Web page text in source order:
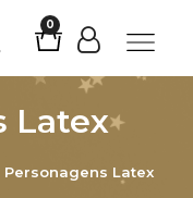
0
Latex
Personagens Latex